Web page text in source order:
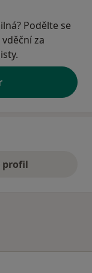
Podělte se
za
profil